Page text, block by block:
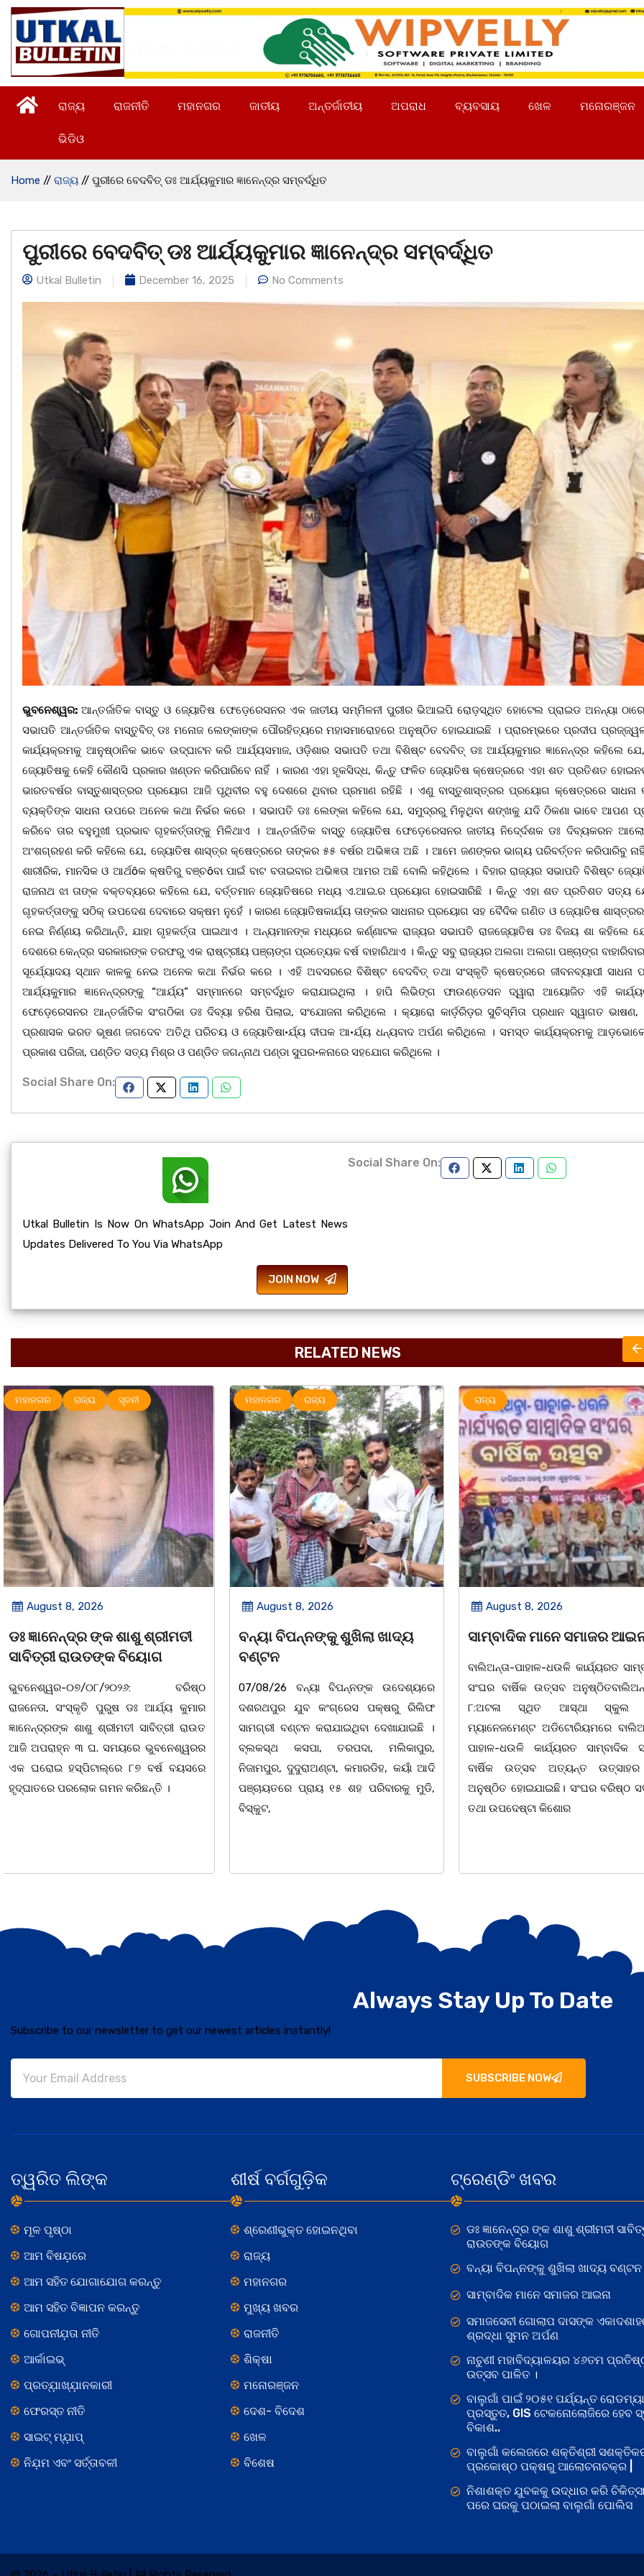
ରାଜ୍ୟ ରାଜନୀତି ମହାନଗର ଜାତୀୟ ଅନ୍ତର୍ଜାତୀୟ ଅପରାଧ ବ୍ୟବସାୟ ଖେଳ ମନୋରଞ୍ଜନ
ଭିଡିଓ
Home // ରାଜ୍ୟ // ପୁରୀରେ ବେଦବିତ୍ ଡଃ ଆର୍ଯ୍ୟକୁମାର ଜ୍ଞାନେନ୍ଦ୍ର ସମ୍ବର୍ଦ୍ଧିତ
ପୁରୀରେ ବେଦବିତ୍ ଡଃ ଆର୍ଯ୍ୟକୁମାର ଜ୍ଞାନେନ୍ଦ୍ର ସମ୍ବର୍ଦ୍ଧିତ
Utkal Bulletin December 16, 2025 No Comments
ଭୁବନେଶ୍ୱର:ଆନ୍ତର୍ଜାତିକ ବାସ୍ତୁ ଓ ଜ୍ୟୋତିଷ ଫେଡ଼େରେସନର ଏକ ଜାତୀୟ ସମ୍ମିଳନୀ ପୁରୀର ଭିଆଇପି ରୋଡ଼ସ୍ଥିତ ହୋଟେଲ ପ୍ରାଇଡ ଅନନ୍ୟା
ସଭାପତି ଆନ୍ତର୍ଜାତିକ ବାସ୍ତୁବିତ୍ ଡଃ ମନୋଜ ଲେଙ୍କାଙ୍କ ପୌରହିତ୍ୟରେ ମହାସମାରୋହରେ ଅନୁଷ୍ଠିତ ହୋଇଯାଇଛି । ପ୍ରାରମ୍ଭରେ ପ୍ରଦୀପ
କାର୍ଯ୍ୟକ୍ରମକୁ ଆନୁଷ୍ଠାନିକ ଭାବେ ଉଦ୍ଘାଟନ କରି ଆର୍ଯ୍ୟସମାଜ, ଓଡ଼ିଶାର ସଭାପତି ତଥା ବିଶିଷ୍ଟ ବେଦବିତ୍ ଡଃ ଆର୍ଯ୍ୟକୁମାର ଜ୍ଞାନେନ୍ଦ୍ର କହିଲେ
ଜ୍ୟୋତିଷକୁ କେହି କୌଣସି ପ୍ରକାର ଖଣ୍ଡନ କରିପାରିବେ ନାହିଁ । କାରଣ ଏହା ହୃକସିଦ୍ଧ, କିନ୍ତୁ ଫଳିତ ଜ୍ୟୋତିଷ କ୍ଷେତ୍ରରେ ଏହା ଶତ ପ୍ରତିଶତ
ଭାରତବର୍ଷର ବାସ୍ତୁଶାସ୍ତ୍ରର ପ୍ରୟୋଗ ଆଜି ପୃଥିବୀର ବହୁ ଦେଶରେ ଥିବାର ପ୍ରମାଣ ରହିଛି । ଏଣୁ ବାସ୍ତୁଶାସ୍ତ୍ରର ପ୍ରୟୋଗ କ୍ଷେତ୍ରରେ ସାଧନା
ବ୍ୟକ୍ତିଙ୍କ ସାଧନା ଉପରେ ଅନେକ କଥା ନିର୍ଭର କରେ । ସଭାପତି ଡଃ ଲେଙ୍କା କହିଲେ ଯେ, ସମୁଦ୍ରରୁ ମିଳୁଥିବା ଶଙ୍ଖକୁ ଯଦି ଠିକଣା ଭାବେ ଆପଣ
କରିବେ ତାର ବହୁମୁଖୀ ପ୍ରଭାବ ଗୃହକର୍ତ୍ତାଙ୍କୁ ମିଳିଥାଏ । ଆନ୍ତର୍ଜାତିକ ବାସ୍ତୁ ଜ୍ୟୋତିଷ ଫେଡ଼େରେସନର ଜାତୀୟ ନିଦେ୍ର୍ଦଶକ ଡଃ ଦିବ୍ୟକରନ
ଅଂଶଗ୍ରହଣ କରି କହିଲେ ଯେ, ଜ୍ୟୋତିଷ ଶାସ୍ତ୍ର କ୍ଷେତ୍ରରେ ତାଙ୍କର ୫୫ ବର୍ଷର ଅଭିଜ୍ଞତା ଅଛି । ଆମେ ଜଣଙ୍କର ଭାଗ୍ୟ ପରିବର୍ତ୍ତନ କରିପାରିବୁ
ଶାରୀରିକ, ମାନସିକ ଓ ଆର୍ଥôକ କ୍ଷତିରୁ ବଞ୍ଚôବା ପାଇଁ ବାଟ ବତାଇବାର ଅଭିଜ୍ଞତା ଆମର ଅଛି ବୋଲି କହିଥିଲେ । ବିହାର ରାଜ୍ୟର ସଭାପତି ବିଶିଷ୍ଟ
ରାଜନାଥ ଝା ତାଙ୍କ ବକ୍ତବ୍ୟରେ କହିଲେ ଯେ, ବର୍ତ୍ତମାନ ଜ୍ୟୋତିଷରେ ମଧ୍ୟ ଏ.ଆଇ.ର ପ୍ରୟୋଗ ହୋଇସାରିଛି । କିନ୍ତୁ ଏହା ଶତ ପ୍ରତିଶତ ସତ୍ୟ
ଗୃହକର୍ତ୍ତାଙ୍କୁ ସଠିକ୍ ଉପଦେଶ ଦେବାରେ ସକ୍ଷମ ନୁହେଁ । କାରଣ ଜ୍ୟୋତିଷକାର୍ଯ୍ୟ ତାଙ୍କର ସାଧନାର ପ୍ରୟୋଗ ସହ ବୈଦିକ ଗଣିତ ଓ ଜ୍ୟୋତିଷ
ନେଇ ନିର୍ଣ୍ଣୟ କରିଥାନ୍ତି, ଯାହା ଗୃହକର୍ତ୍ତା ପାଇଥାଏ । ଅନ୍ୟମାନଙ୍କ ମଧ୍ୟରେ କର୍ଣ୍ଣାଟକ ରାଜ୍ୟର ସଭାପତି ରାଜଜ୍ୟୋତିଷ ଡଃ ବିଜୟ ଶା କହିଲେ
ଦେଶରେ କେନ୍ଦ୍ର ସରକାରଙ୍କ ତରଫରୁ ଏକ ରାଷ୍ଟ୍ରୀୟ ପଞ୍ଚାଙ୍ଗ ପ୍ରତ୍ୟେକ ବର୍ଷ ବାହାରିଥାଏ । କିନ୍ତୁ ସବୁ ରାଜ୍ୟର ଅଲଗା ଅଲଗା ପଞ୍ଚାଙ୍ଗ
ସୂର୍ଯେ୍ୟାଦୟ ସ୍ଥାନ କାଳକୁ ନେଇ ଅନେକ କଥା ନିର୍ଭର କରେ । ଏହି ଅବସରରେ ବିଶିଷ୍ଟ ବେଦବିତ୍ ତଥା ସଂସ୍କୃତି କ୍ଷେତ୍ରରେ ଜୀବନବ୍ୟାପୀ ସାଧନା
ଆର୍ଯ୍ୟକୁମାର ଜ୍ଞାନେନ୍ଦ୍ରଙ୍କୁ “ଆର୍ଯ୍ୟ” ସମ୍ମାନରେ ସମ୍ବର୍ଦ୍ଧିତ କରାଯାଇଥିଲା । ହାପି ଲିଭିଙ୍ଗ ଫାଉଣ୍ଡେସନ ଦ୍ୱାରା ଆୟୋଜିତ ଏହି
ଫେଡ଼େରେସନର ଆନ୍ତର୍ଜାତିକ ସଂଗଠିକା ଡଃ ଦିବ୍ୟା ହରିଶ ପିଲାଇ, ସଂଯୋଜନା କରିଥିଲେ । କ୍ୟାରୋ କାର୍ଡ଼ରିଡ଼ର ସୁଚିସ୍ମିତା ପ୍ରଧାନ ସ୍ୱାଗତ ଭାଷଣ,
ପ୍ରଶାସକ ଭରତ ଭୂଷଣ ଜଗଦେବ ଅତିଥି ପରିଚୟ ଓ ଜ୍ୟୋତିଷା·ର୍ଯ୍ୟ ଦୀପକ ଆ·ର୍ଯ୍ୟ ଧନ୍ୟବାଦ ଅର୍ପଣ କରିଥିଲେ । ସମସ୍ତ କାର୍ଯ୍ୟକ୍ରମକୁ
ପ୍ରକାଶ ପରିଜା, ପଣ୍ଡିତ ସତ୍ୟ ମିଶ୍ର ଓ ପଣ୍ଡିତ ଜଗନ୍ନାଥ ପଣ୍ଡା ସୁପର·ଳନାରେ ସହଯୋଗ କରିଥିଲେ ।
Social Share On:
Utkal Bulletin Is Now On WhatsApp Join And Get Latest News
Updates Delivered To You Via WhatsApp
JOIN NOW
Social Share On:
RELATED NEWS
ମହାନଗର ରାଜ୍ୟ
August 8, 2026
ବନ୍ୟା ବିପନ୍ନଙ୍କୁ ଶୁଖିଲା ଖାଦ୍ୟ
ବଣ୍ଟନ
07/08/26 ବନ୍ୟା ବିପନ୍ନଙ୍କ ଉଦେଶ୍ୟରେ
ଦଶରଥପୁର ଯୁବ କଂଗ୍ରେସ ପକ୍ଷରୁ ରିଲିଫ
ସାମଗ୍ରୀ ବଣ୍ଟନ କରାଯାଇଥିବା ଦେଖାଯାଇଛି ।
ବ୍ଲକସ୍ଥ କସପା, ତରପଦା, ମଲିକାପୁର,
ନିଜାମପୁର, ଦୁଦୁରାଅଣ୍ଟା, କମାରଡିହ, କୟାଁ ଆଦି
ପଞ୍ଚାୟତରେ ପ୍ରାୟ ୧୫ ଶହ ପରିବାରକୁ ମୁଡି,
ରାଜ୍ୟ
August 8, 2026
ସାମ୍ବାଦିକ ମାନେ ସମାଜର ଆଇନା
ବାଲିଅନ୍ତା-ପାହାଳ-ଧଉଳି କାର୍ଯ୍ୟରତ ସାମ୍ବାଦିକ
ସଂଘର ବାର୍ଷିକ ଉତ୍ସବ ଅନୁଷ୍ଠିତବାଲିଅନ୍ତା,୭|
୮:ଅଟଳା ସ୍ଥିତ ଆସ୍ଥା ସ୍କୁଲ ଅଫ
ମ୍ୟାନେଜମେଣ୍ଟ ଅଡିଟୋରିୟମରେ ବାଲିଅନ୍ତା-
ପାହାଳ-ଧଉଳି କାର୍ଯ୍ୟରତ ସାମ୍ବାଦିକ ସଂଘର
ବାର୍ଷିକ ଉତ୍ସବ ଅତ୍ୟନ୍ତ ଉତ୍ସାହର ସହ
ଅନୁଷ୍ଠିତ ହୋଇଯାଇଛି। ସଂଘର ବରିଷ୍ଠ ସଦସ୍ୟ
ତଥା ଉପଦେଷ୍ଟା କିଶୋର
ରାଜ୍ୟ
August 7, 2026
ସମାଜସେବୀ ଗୋଲାପ ଦାସଙ୍କ
ଏକାଦଶାହରେ ଶ୍ରଦ୍ଧା ସୁମନ
ଚିଲିକା, ୭। ୮:ଚିଲିକା ବ୍ଲକ
ପଞ୍ଚାୟତ କୁମାଣ୍ଡାଳ ଗ୍ରାମ ନିବାସୀ
ଦାସଙ୍କ ପତ୍ନୀ ତଥା ଚିଲିକା ଆଞ୍ଚଳିକ
ପରିଷଦର ସମ୍ପାଦକ ପ୍ରମୋଦ କୁମାର
ମା' ଗୋଲାପ ଦାସ (୮୫)ଙ୍କ
ଶ୍ରଦ୍ଧାଞ୍ଚଳୀ ସଭା ଅନୁଷ୍ଠିତ ହୋଇଥିଲା
Always Stay Up To Date
Subscribe to our newsletter to get our newest articles instantly!
SUBSCRIBE NOW
ତ୍ୱରିତ ଲିଙ୍କ
ମୂଳ ପୃଷ୍ଠା
ଆମ ବିଷଯ଼ରେ
ଆମ ସହିତ ଯୋଗାଯୋଗ କରନ୍ତୁ
ଆମ ସହିତ ବିଜ୍ଞାପନ କରନ୍ତୁ
ଗୋପନୀଯ଼ତା ନୀତି
ଆର୍କାଇଭ୍
ପ୍ରତ୍ଯ଼ାଖ୍ଯ଼ାନକାରୀ
ଫେରସ୍ତ ନୀତି
ସାଇଟ୍ ମ୍ଯ଼ାପ୍
ନିଯ଼ମ ଏବଂ ସର୍ତ୍ତାବଳୀ
ଶୀର୍ଷ ବର୍ଗଗୁଡ଼ିକ
ଶ୍ରେଣୀଭୁକ୍ତ ହୋଇନଥିବା
ରାଜ୍ୟ
ମହାନଗର
ମୁଖ୍ୟ ଖବର
ରାଜନୀତି
ଶିକ୍ଷା
ମନୋରଞ୍ଜନ
ଦେଶ- ବିଦେଶ
ଖେଳ
ବିଶେଷ
ଟ୍ରେଣ୍ଡିଂ ଖବର
ଡଃ ଜ୍ଞାନେନ୍ଦ୍ର ଙ୍କ ଶାଶୁ ଶ୍ରୀମତୀ
ରାଉତଙ୍କ ବିୟୋଗ
ବନ୍ୟା ବିପନ୍ନଙ୍କୁ ଶୁଖିଲା ଖାଦ୍ୟ ବଣ୍ଟନ
ସାମ୍ବାଦିକ ମାନେ ସମାଜର ଆଇନା
ସମାଜସେବୀ ଗୋଲାପ ଦାସଙ୍କ
ଶ୍ରଦ୍ଧା ସୁମନ ଅର୍ପଣ
ନାଚୁଣୀ ମହାବିଦ୍ୟାଳୟର ୪୬ତମ
ଉତ୍ସବ ପାଳିତ ।
ବାଲୁଗାଁ ପାଇଁ ୨୦୫୧ ପର୍ଯ୍ୟନ୍ତ
ପ୍ରସ୍ତୁତ, GIS ଟେକନୋଲୋଜିରେ ହେବ
ବିକାଶ..
ବାଲୁଗାଁ କଲେଜରେ ଶକ୍ତିଶ୍ରୀ
ପ୍ରକୋଷ୍ଠ ପକ୍ଷରୁ ଆଲୋଚନାଚକ୍ର |
ନିଶାଶକ୍ତ ଯୁବକକୁ ଉଦ୍ଧାର କରି ଚିକିତ୍ସା
ପରେ ଘରକୁ ପଠାଇଲା ବାଲୁଗାଁ ପୋଲିସ